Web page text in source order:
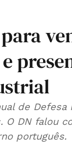
de
O DN falou
português.